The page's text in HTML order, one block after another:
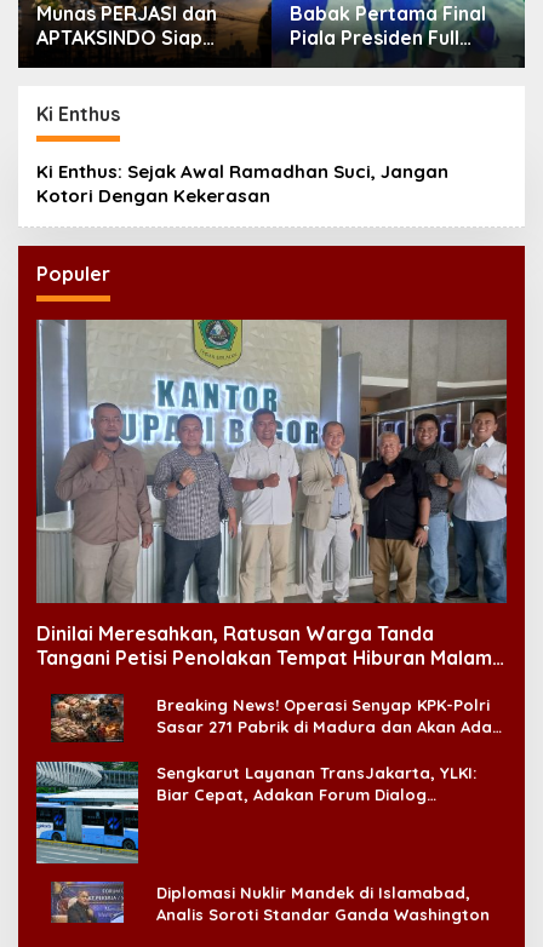
Munas PERJASI dan
APTAKSINDO Siap
Digelar, Bahas
Revisi AD/ART
Babak Pertama Final
Piala Presiden Full
Tegang, Skor Masih
Ki Enthus
Ki Enthus: Sejak Awal Ramadhan Suci, Jangan
Kotori Dengan Kekerasan
Populer
Dinilai Meresahkan, Ratusan Warga Tanda
Tangani Petisi Penolakan Tempat Hiburan Malam
Breaking News! Operasi Senyap KPK-Polri
Sasar 271 Pabrik di Madura dan Akan Ada
Sengkarut Layanan TransJakarta, YLKI:
Biar Cepat, Adakan Forum Dialog
Diplomasi Nuklir Mandek di Islamabad,
Analis Soroti Standar Ganda Washington